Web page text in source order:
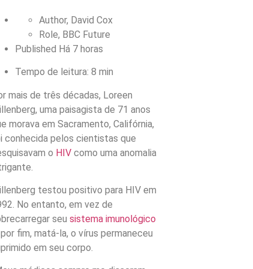
Author, David Cox
Role, BBC Future
Published Há 7 horas
Tempo de leitura: 8 min
mais de três décadas, Loreen
uma paisagista de 71 anos
morava em Sacramento, Califórnia,
conhecida pelos cientistas que
o HIVcomo uma anomalia
testou positivo para HIV em
No entanto, em vez de
seu sistema imunológico
fim, matá-la, o vírus permaneceu
em seu corpo.